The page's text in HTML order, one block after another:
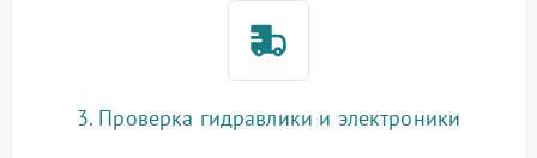
3. Проверка гидравлики и электроники